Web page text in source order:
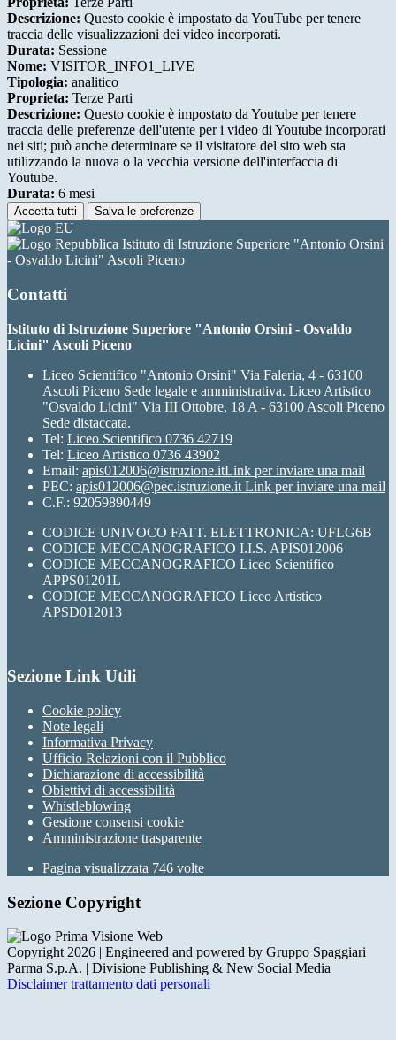
Descrizione: Questo cookie è impostato da YouTube per tenere
traccia delle visualizzazioni dei video incorporati.
Durata: Sessione
Nome: VISITOR_INFO1_LIVE
Tipologia: analitico
Proprieta: Terze Parti
Descrizione: Questo cookie è impostato da Youtube per tenere
traccia delle preferenze dell'utente per i video di Youtube incorporati
nei siti; può anche determinare se il visitatore del sito web sta
utilizzando la nuova o la vecchia versione dell'interfaccia di
Youtube.
Durata: 6 mesi
Accetta tutti Salva le preferenze
Istituto di Istruzione Superiore "Antonio Orsini
- Osvaldo Licini" Ascoli Piceno
Contatti
Istituto di Istruzione Superiore "Antonio Orsini - Osvaldo
Licini" Ascoli Piceno
Liceo Scientifico "Antonio Orsini" Via Faleria, 4 - 63100
Ascoli Piceno Sede legale e amministrativa. Liceo Artistico
"Osvaldo Licini" Via III Ottobre, 18 A - 63100 Ascoli Piceno
Sede distaccata.
Tel: Liceo Scientifico 0736 42719
Tel: Liceo Artistico 0736 43902
Email: apis012006@istruzione.itLink per inviare una mail
PEC: apis012006@pec.istruzione.it Link per inviare una mail
C.F.: 92059890449
CODICE UNIVOCO FATT. ELETTRONICA: UFLG6B
CODICE MECCANOGRAFICO I.I.S. APIS012006
CODICE MECCANOGRAFICO Liceo Scientifico
APPS01201L
CODICE MECCANOGRAFICO Liceo Artistico
APSD012013
Sezione Link Utili
Cookie policy
Note legali
Informativa Privacy
Ufficio Relazioni con il Pubblico
Dichiarazione di accessibilità
Obiettivi di accessibilità
Whistleblowing
Gestione consensi cookie
Amministrazione trasparente
Pagina visualizzata 746 volte
Sezione Copyright
Copyright 2026 | Engineered and powered by Gruppo Spaggiari
Parma S.p.A. | Divisione Publishing & New Social Media
Disclaimer trattamento dati personali